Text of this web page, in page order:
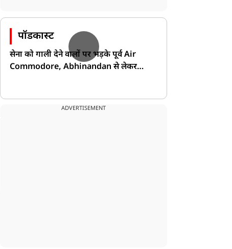
पॉडकास्ट
सेना को गाली देने वालों पर भड़के पूर्व Air
Commodore, Abhinandan से लेकर
ADVERTISEMENT